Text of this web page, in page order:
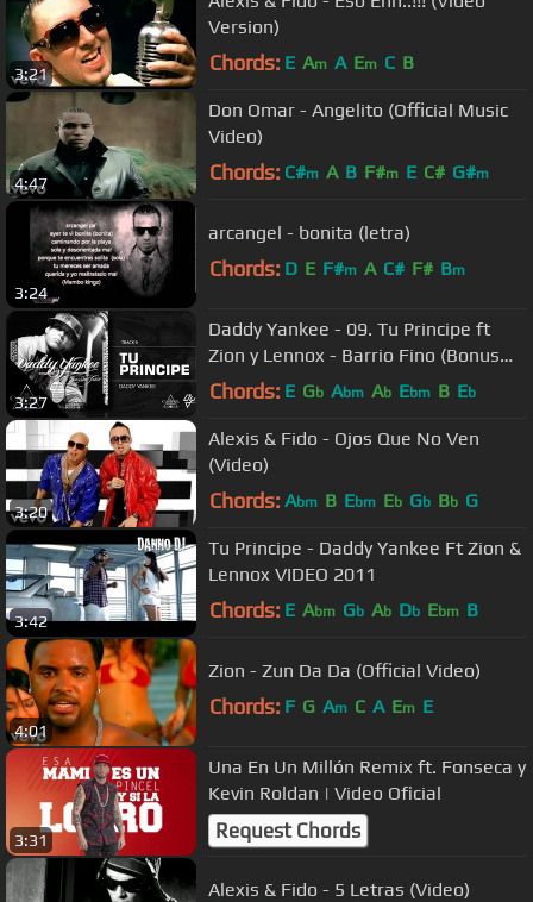
3:21
Version)
Chords: E Am A Em C B
4:47
Don Omar - Angelito (Official Music
Video)
Chords: C#m A B F#m E C# G#m
3:24
arcangel - bonita (letra)
Chords: D E F#m A C# F# Bm
3:27
Daddy Yankee - 09. Tu Principe ft
Zion y Lennox - Barrio Fino (Bonus
Track Version) (Audio Oficial)
Chords: E Gb Abm Ab Ebm B Eb
3:20
Alexis & Fido - Ojos Que No Ven
(Video)
Chords: Abm B Ebm Eb Gb Bb G
3:42
Tu Principe - Daddy Yankee Ft Zion &
Lennox VIDEO 2011
Chords: E Abm Gb Ab Db Ebm B
4:01
Zion - Zun Da Da (Official Video)
Chords: F G Am C A Em E
3:31
Una En Un Millón Remix ft. Fonseca y
Kevin Roldan | Video Oficial
Request Chords
Alexis & Fido - 5 Letras (Video)